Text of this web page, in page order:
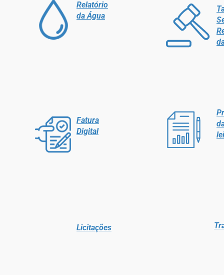
Relatório
da Água
Fatura
Digital
Licitações